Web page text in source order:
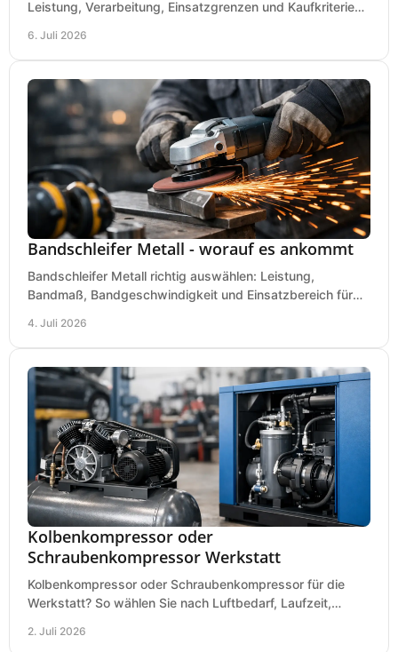
Leistung, Verarbeitung, Einsatzgrenzen und Kaufkriterien
6. Juli 2026
Bandschleifer Metall - worauf es ankommt
Bandschleifer Metall richtig auswählen: Leistung,
Bandmaß, Bandgeschwindigkeit und Einsatzbereich für
4. Juli 2026
Kolbenkompressor oder
Schraubenkompressor Werkstatt
Kolbenkompressor oder Schraubenkompressor für die
Werkstatt? So wählen Sie nach Luftbedarf, Laufzeit,
2. Juli 2026